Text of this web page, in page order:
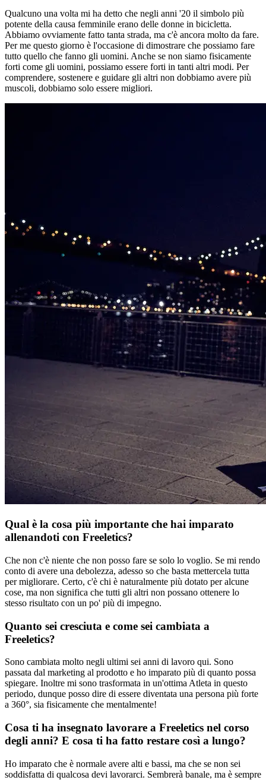
Qualcuno una volta mi ha detto che negli anni '20 il simbolo più
potente della causa femminile erano delle donne in bicicletta.
Abbiamo ovviamente fatto tanta strada, ma c'è ancora molto da fare.
Per me questo giorno è l'occasione di dimostrare che possiamo fare
tutto quello che fanno gli uomini. Anche se non siamo fisicamente
forti come gli uomini, possiamo essere forti in tanti altri modi. Per
comprendere, sostenere e guidare gli altri non dobbiamo avere più
muscoli, dobbiamo solo essere migliori.
Qual è la cosa più importante che hai imparato
allenandoti con Freeletics?
Che non c'è niente che non posso fare se solo lo voglio. Se mi rendo
conto di avere una debolezza, adesso so che basta mettercela tutta
per migliorare. Certo, c'è chi è naturalmente più dotato per alcune
cose, ma non significa che tutti gli altri non possano ottenere lo
stesso risultato con un po' più di impegno.
Quanto sei cresciuta e come sei cambiata a
Freeletics?
Sono cambiata molto negli ultimi sei anni di lavoro qui. Sono
passata dal marketing al prodotto e ho imparato più di quanto possa
spiegare. Inoltre mi sono trasformata in un'ottima Atleta in questo
periodo, dunque posso dire di essere diventata una persona più forte
a 360°, sia fisicamente che mentalmente!
Cosa ti ha insegnato lavorare a Freeletics nel corso
degli anni? E cosa ti ha fatto restare così a lungo?
Ho imparato che è normale avere alti e bassi, ma che se non sei
soddisfatta di qualcosa devi lavorarci. Sembrerà banale, ma è sempre